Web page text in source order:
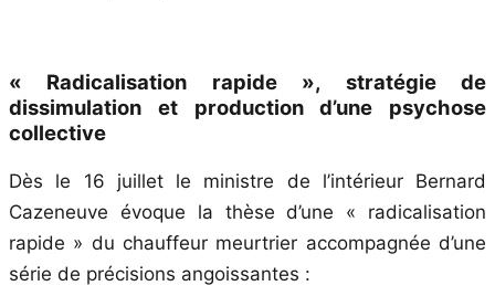
« Radicalisation rapide », stratégie de
dissimulation et production d’une psychose
collective
Dès le 16 juillet le ministre de l’intérieur Bernard
Cazeneuve évoque la thèse d’une « radicalisation
rapide » du chauffeur meurtrier accompagnée d’une
série de précisions angoissantes :